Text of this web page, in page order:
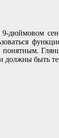
дюймовом
должны быть